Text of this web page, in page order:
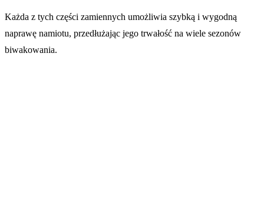
Każda z tych części zamiennych umożliwia szybką i wygodną
naprawę namiotu, przedłużając jego trwałość na wiele sezonów
biwakowania.